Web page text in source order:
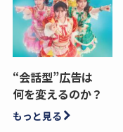
“会話型”広告は
何を変えるのか？
もっと見る